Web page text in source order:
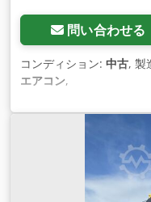
問い合わせる
コンディション: 中古, 製
エアコン,